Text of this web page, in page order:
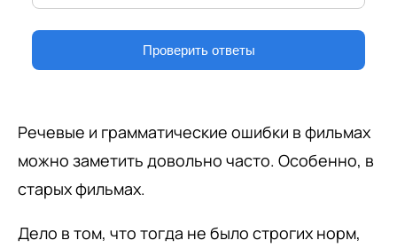
Проверить ответы
Речевые и грамматические ошибки в фильмах
можно заметить довольно часто. Особенно, в
старых фильмах.
Дело в том, что тогда не было строгих норм,